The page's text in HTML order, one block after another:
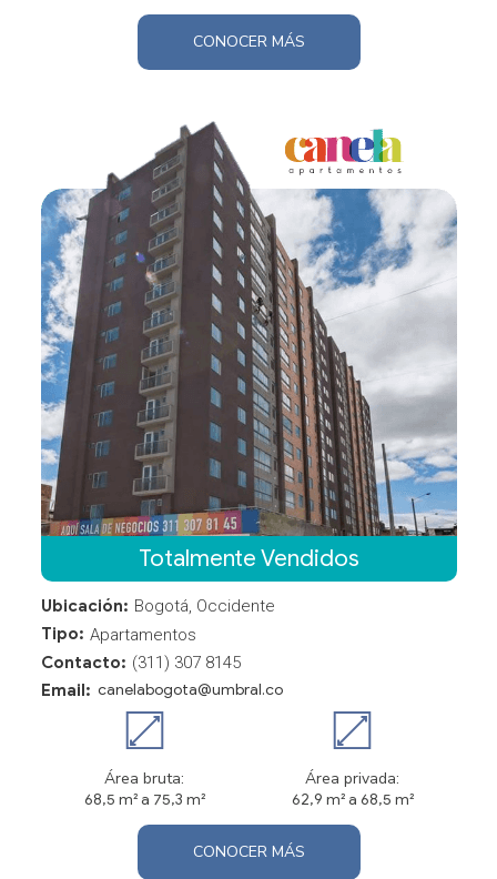
CONOCER MÁS
Totalmente Vendidos
Ubicación: Bogotá, Occidente
Tipo: Apartamentos
Contacto: (311) 307 8145
Email: canelabogota@umbral.co
Área bruta:
68,5 m² a 75,3 m²
Área privada:
62,9 m² a 68,5 m²
CONOCER MÁS